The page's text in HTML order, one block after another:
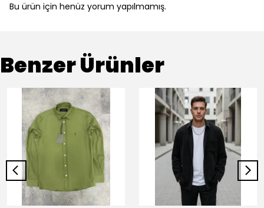
Bu ürün için henüz yorum yapılmamış.
Benzer Ürünler